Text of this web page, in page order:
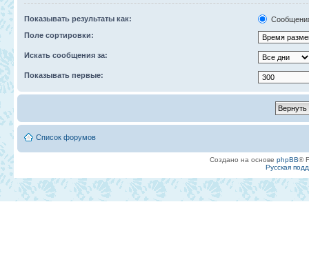
Показывать результаты как:
Поле сортировки:
Искать сообщения за:
Показывать первые:
Список форумов
Создано на основе phpBB®
Русская